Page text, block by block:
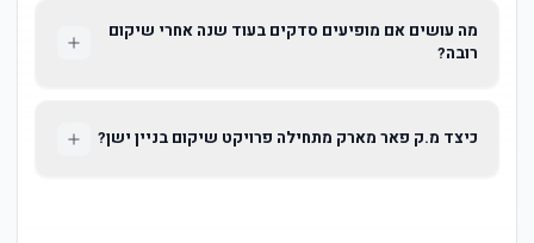
מה עושים אם מופיעים סדקים בעוד שנה אחרי שיקום
רובה?
כיצד מ.ק פאר מארק מתחילה פרויקט שיקום בניין ישן?